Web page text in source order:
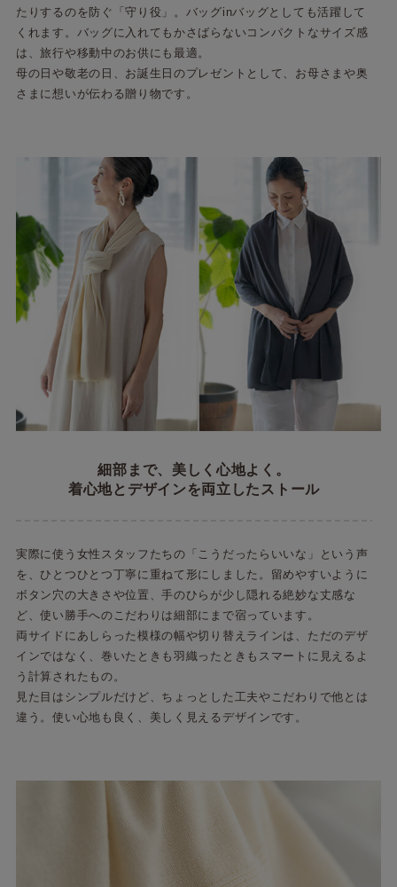
たりするのを防ぐ「守り役」。バッグinバッグとしても活躍して
くれます。バッグに入れてもかさばらないコンパクトなサイズ感
は、旅行や移動中のお供にも最適。
母の日や敬老の日、お誕生日のプレゼントとして、お母さまや奥
さまに想いが伝わる贈り物です。
細部まで、美しく心地よく。
着心地とデザインを両立したストール
実際に使う女性スタッフたちの「こうだったらいいな」という声
を、ひとつひとつ丁寧に重ねて形にしました。留めやすいように
ボタン穴の大きさや位置、手のひらが少し隠れる絶妙な丈感な
ど、使い勝手へのこだわりは細部にまで宿っています。
両サイドにあしらった模様の幅や切り替えラインは、ただのデザ
インではなく、巻いたときも羽織ったときもスマートに見えるよ
う計算されたもの。
見た目はシンプルだけど、ちょっとした工夫やこだわりで他とは
違う。使い心地も良く、美しく見えるデザインです。